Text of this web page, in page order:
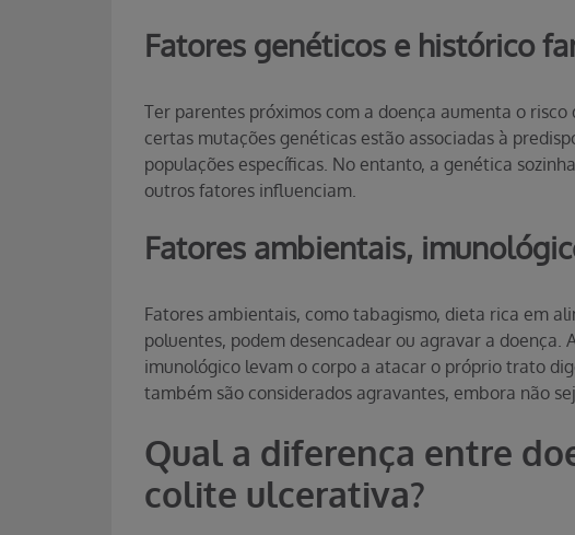
Fatores genéticos e histórico
Ter parentes próximos com a doença aumenta o
certas mutações genéticas estão associadas à
populações específicas. No entanto, a genética
outros fatores influenciam.
Fatores ambientais,
Fatores ambientais, como tabagismo, dieta rica em
poluentes, podem desencadear ou agravar a doença.
imunológico levam o corpo a atacar o próprio trato
também são considerados agravantes, embora não
Qual a diferença entre
colite ulcerativa?